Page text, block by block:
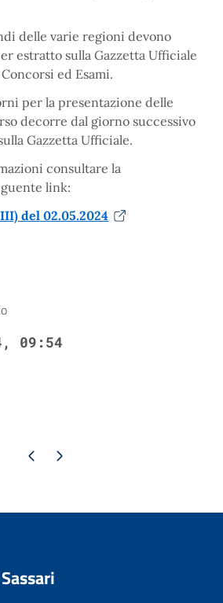
delle varie regioni devono
estratto sulla Gazzetta Ufficiale
ed Esami.
per la presentazione delle
decorre dal giorno successivo
Gazzetta Ufficiale.
consultare la
link:
del 02.05.2024
09:54
Pagina precedente
Pagina successiva